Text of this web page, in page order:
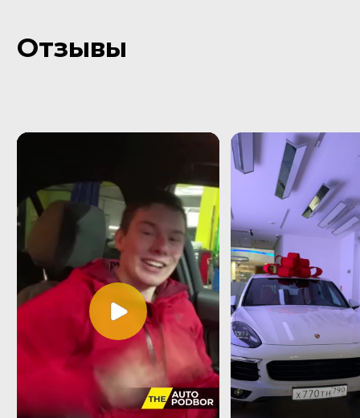
Все права защищены Copyright © 2016 - 2026.